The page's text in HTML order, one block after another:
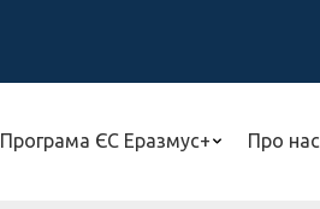
Програма ЄС Еразмус+ Про нас